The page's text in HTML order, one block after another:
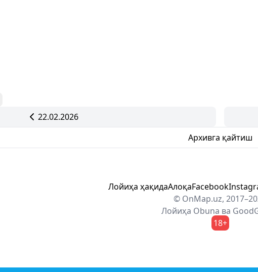
22.02.2026
Архивга қайтиш
Лойиҳа ҳақидаАлоқаFacebook
© OnMap.uz,
Лойиҳа Obuna ва
18+